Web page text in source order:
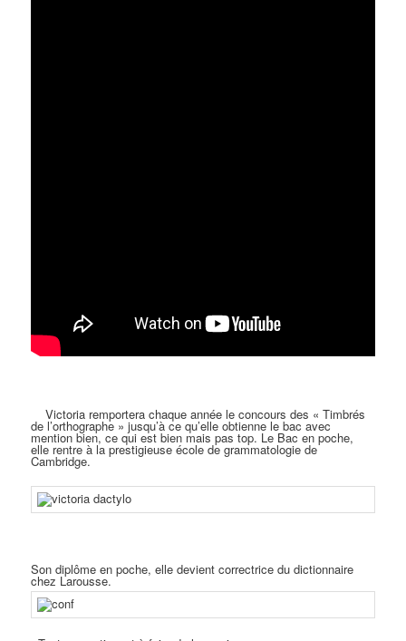
Victoria remportera chaque année le concours des « Timbrés
de l’orthographe » jusqu’à ce qu’elle obtienne le bac avec
mention bien, ce qui est bien mais pas top. Le Bac en poche,
elle rentre à la prestigieuse école de grammatologie de
Cambridge.
Son diplôme en poche, elle devient correctrice du dictionnaire
chez Larousse.